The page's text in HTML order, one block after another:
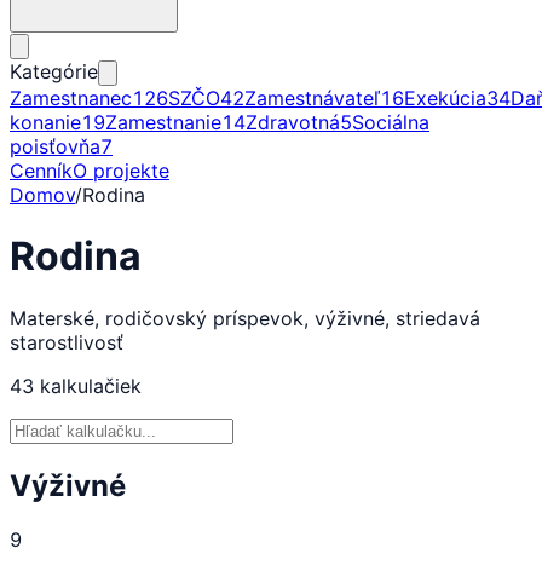
Kategórie
Zamestnanec126SZČO42Zamestnávateľ16Exekúcia34
konanie19Zamestnanie14Zdravotná5Sociálna
poisťovňa7
CenníkO projekte
Domov/Rodina
Rodina
Materské, rodičovský príspevok, výživné, striedavá
starostlivosť
43 kalkulačiek
Výživné
9